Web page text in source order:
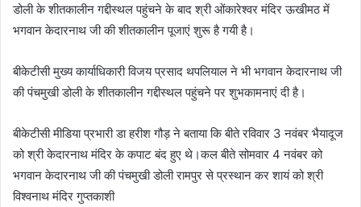
डोली के शीतकालीन गद्दीस्थल पहुंचने के बाद श्री ओंकारेश्वर मंदिर ऊखीमठ में
भगवान केदारनाथ जी की शीतकालीन पूजाएं शुरू है गयी है।
बीकेटीसी मुख्य कार्याधिकारी विजय प्रसाद थपलियाल ने भी भगवान केदारनाथ जी
की पंचमुखी डोली के शीतकालीन गद्दीस्थल पहुंचने पर शुभकामनाएं दी है।
बीकेटीसी मीडिया प्रभारी डा हरीश गौड़ ने बताया कि बीते रविवार 3 नवंबर भैयादूज
को श्री केदारनाथ मंदिर के कपाट बंद हुए थे।कल बीते सोमवार 4 नवंबर को
भगवान केदारनाथ जी की पंचमुखी डोली रामपुर से प्रस्थान कर शायं को श्री
विश्वनाथ मंदिर गुप्तकाशी